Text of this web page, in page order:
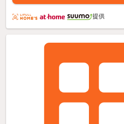
提供